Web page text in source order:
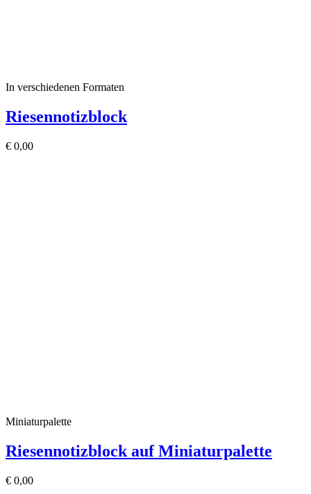
In verschiedenen Formaten
Riesennotizblock
€ 0,00
Miniaturpalette
Riesennotizblock auf Miniaturpalette
€ 0,00